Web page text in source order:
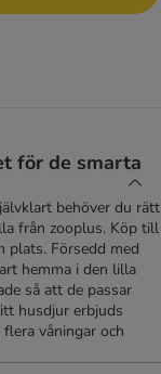
för de smarta
behöver du rätt
från zooplus. Köp till
plats. Försedd med
hemma i den lilla
så att de passar
husdjur erbjuds
våningar och